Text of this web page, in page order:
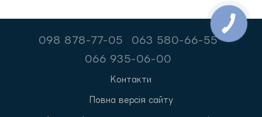
098 878-77-05
063 580-66-55
066 935-06-00
Контакти
Повна версія сайту